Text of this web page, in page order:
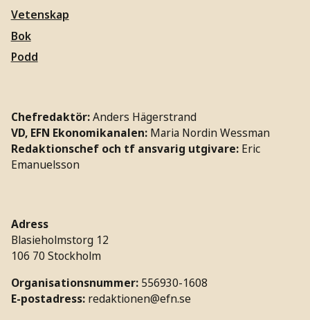
Vetenskap
Bok
Podd
Chefredaktör:Anders Hägerstrand
VD, EFN Ekonomikanalen: Maria Nordin Wessman
Redaktionschef och tf ansvarig utgivare: Eric
Emanuelsson
Adress
Blasieholmstorg 12
106 70 Stockholm
Organisationsnummer: 556930-1608
E-postadress: redaktionen@efn.se